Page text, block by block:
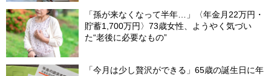
「孫が来なくなって半年…」〈年金月22万円・
貯蓄1,700万円〉73歳女性、ようやく気づい
た“老後に必要なもの”
「今月は少し贅沢ができる」65歳の誕生日に年